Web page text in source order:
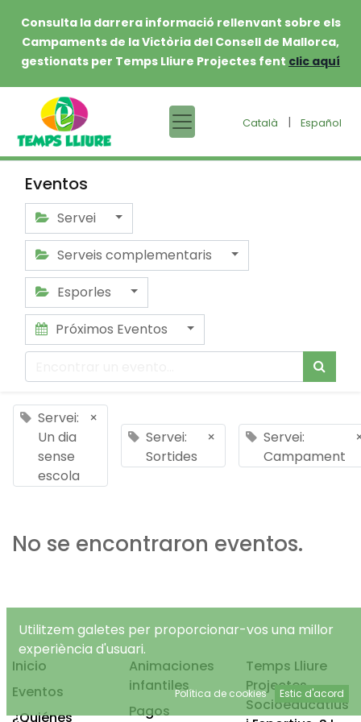
Consulta la darrera informació rellenvant sobre els
Campaments de la Victòria del Consell de Mallorca,
gestionats per Temps Lliure Projectes fent clic aquí
Català | Español
Eventos
Servei
Serveis complementaris
Esporles
Próximos Eventos
Servei:
Un dia
sense
escola
×
Servei:
Sortides
×
Servei:
Campament
No se encontraron eventos.
Inicio
Eventos
¿Quiénes
Animaciones
infantiles
Pagos
Temps Lliure
Projectes
Socioeducatius
Utilitzem galetes per proporcionar-vos una millor
experiència d'usuari.
Política de cookies Estic d'acord